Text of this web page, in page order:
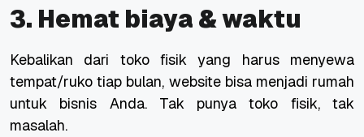
3. Hemat biaya & waktu
Kebalikan dari toko fisik yang harus menyewa
tempat/ruko tiap bulan, website bisa menjadi rumah
untuk bisnis Anda. Tak punya toko fisik, tak
masalah.